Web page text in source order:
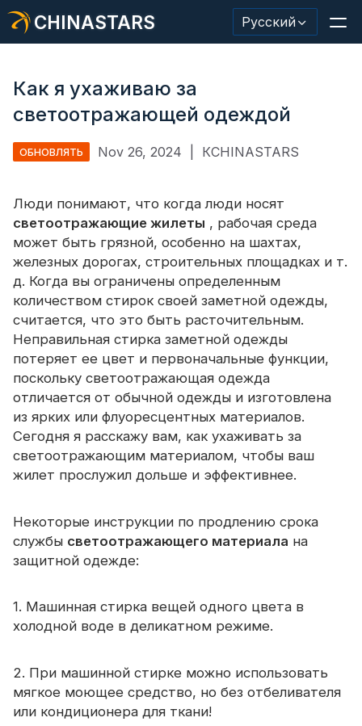
CHINASTARS Русский
Защитная одежда
Светящийся в темноте материал
Промышленная отделка для мытья
О КИНАССТАРС
Новый продукт
Сертификат
Каталог
Видео
Контакт
Как я ухаживаю за
светоотражающей одеждой
ОБНОВЛЯТЬ Nov 26, 2024 КCHINASTARS
Люди понимают, что когда люди носят
светоотражающие жилеты , рабочая среда
может быть грязной, особенно на шахтах,
железных дорогах, строительных площадках и т.
д. Когда вы ограничены определенным
количеством стирок своей заметной одежды,
считается, что это быть расточительным.
Неправильная стирка заметной одежды
потеряет ее цвет и первоначальные функции,
поскольку светоотражающая одежда
отличается от обычной одежды и изготовлена ​​
из ярких или флуоресцентных материалов.
Сегодня я расскажу вам, как ухаживать за
светоотражающим материалом, чтобы ваш
жилет прослужил дольше и эффективнее.
Некоторые инструкции по продлению срока
службы светоотражающего материала на
защитной одежде:
1. Машинная стирка вещей одного цвета в
холодной воде в деликатном режиме.
2. При машинной стирке можно использовать
мягкое моющее средство, но без отбеливателя
или кондиционера для ткани!